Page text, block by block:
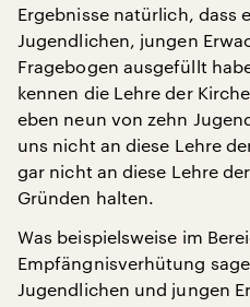
Ergebnisse natürlich, dass
Jugendlichen, jungen
Fragebogen ausgefüllt
kennen die Lehre der
eben neun von zehn
uns nicht an diese Lehre
gar nicht an diese Lehre
Gründen halten.
Was beispielsweise im
Empfängnisverhütung
Jugendlichen und jungen